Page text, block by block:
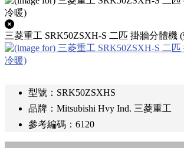
三菱重工 SRK50ZSXH-S 二匹 掛牆分體機
型號：SRK50ZSXHS
品牌：Mitsubishi Hvy Ind. 三菱重工
參考編碼：6120